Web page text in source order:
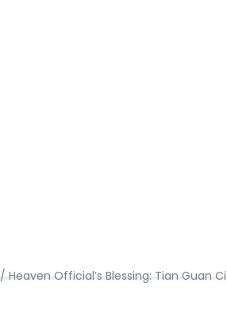
/ Heaven Official’s Blessing: Tian Guan Ci